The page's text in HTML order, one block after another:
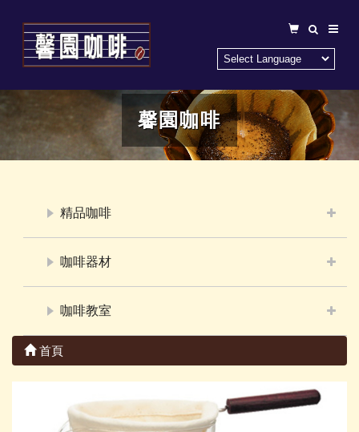
馨園咖啡
精品咖啡
咖啡器材
咖啡教室
首頁